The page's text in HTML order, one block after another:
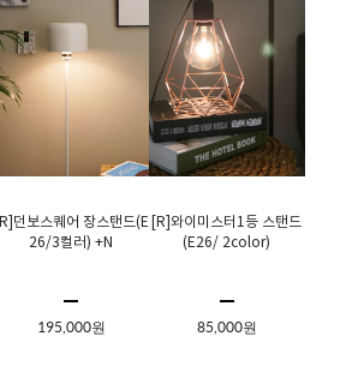
[R]던보스퀘어 장스탠드(E
26/3컬러) +N
195,000원
[R]와이미스터1등 스탠드
(E26/ 2color)
85,000원